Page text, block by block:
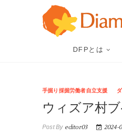
DFPとは
手掘り採掘労働者自立支援
ウィズア村
Post Byeditor03 2024-